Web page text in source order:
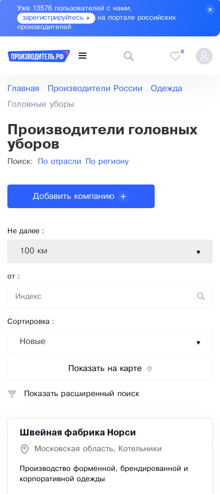
Уже 13576 пользователей с нами,
зарегистрируйтесь
на портале российских
производителей
0
Главная Производители России Одежда
Головные уборы
Производители головных
уборов
Поиск: По отрасли По региону
Не далее :
100 км
от :
Сортировка :
Новые
Показать на карте
Добавить компанию
Швейная фабрика Норси
Московская область, Котельники
Производство форменной, брендированной и
корпоративной одежды
Показать расширенный поиск